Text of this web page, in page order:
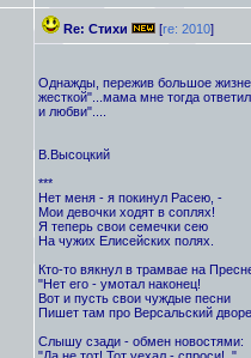
Re: Стихи [re: 2010]
Однажды, пережив большое
жесткой"...мама мне тогда
и любви"....
В.Высоцкий
***
Нет меня - я покинул Расею, -
Мои девочки ходят в соплях!
Я теперь свои семечки сею
На чужих Елисейских полях.
Кто-то вякнул в трамвае на
"Нет его - умотал наконец!
Вот и пусть свои чуждые песни
Пишет там про Версальский
Слышу сзади - обмен новостями: